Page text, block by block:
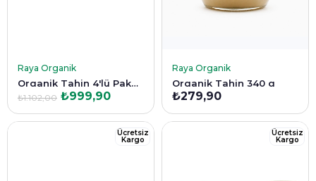
SEPETE EKLE
Raya Organik
Organik Tahin 4'lü Paket (340 g x 4)
₺999,90
₺1.102,00
SEPETE EKLE
Raya Organik
Organik Tahin 340 g
₺279,90
Ücretsiz
Kargo
Ücretsiz
Kargo